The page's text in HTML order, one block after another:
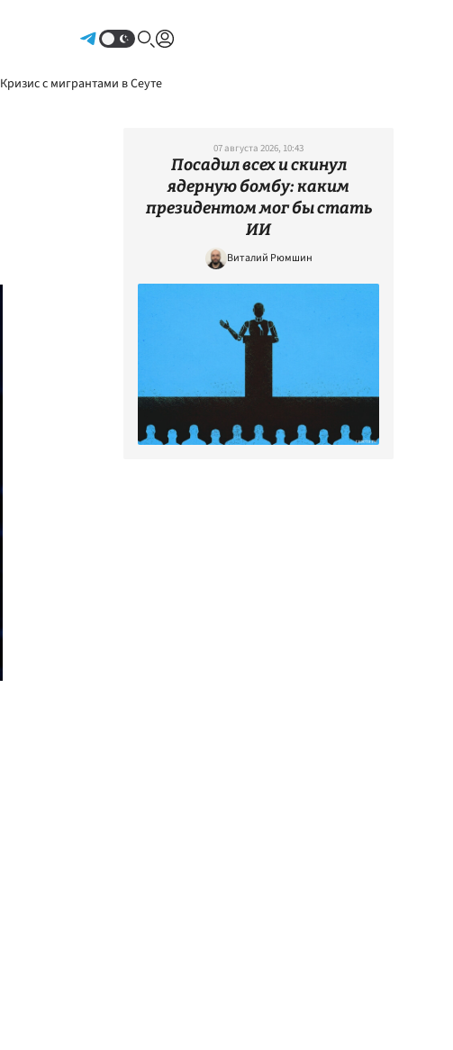
Кризис с мигрантами в Сеуте
07 августа 2026, 10:43
Посадил всех и скинул
ядерную бомбу: каким
президентом мог бы стать
ИИ
Виталий Рюмшин